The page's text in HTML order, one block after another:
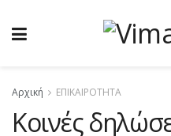
Αρχική ΕΠΙΚΑΙΡΟΤΗΤΑ
Κοινές